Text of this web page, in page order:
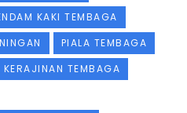
KAKI TEMBAGA
PIALA TEMBAGA
KERAJINAN TEMBAGA